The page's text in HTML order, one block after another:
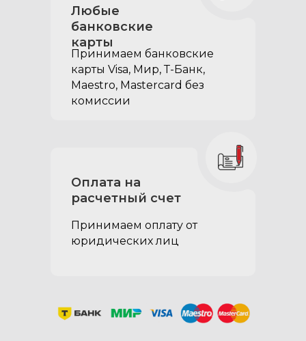
Клавишные замки для
двух выдвижных
исключают возможность
открытия ящиков на крутом
склоне или резком старте
Оплата на
расчетный счет
Любые
банковские
карты
Принимаем оплату от
юридических лиц
Принимаем банковские
карты Visa, Мир, Т-Банк,
Maestro, Mastercard без
комиссии